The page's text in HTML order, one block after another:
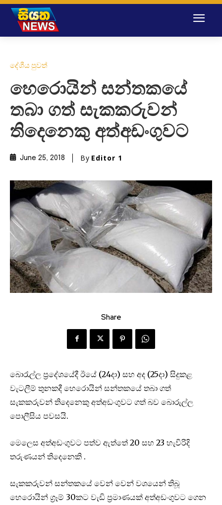
දේශීය පුවත්
හෙරොයින් සන්තකයේ
තබා ගත් සැකකරුවන්
තිදෙනෙකු අත්අඩංගුවට
June 25, 2018 By Editor 1
Share
බොරැල්ල ප්‍රදේශයේදී ඊයේ (24දා) සහ අද (25දා) සිදුකළ
වැටලීම් තුනකදී හෙරොයින් සන්තකයේ තබා ගත්
සැකකරුවන් තිදෙනෙකු අත්අඩංගුවට ගත් බව බොරුල්ල
පොලීසිය පවසයි.
මෙලෙස අත්අඩංගුවට පත්ව ඇත්තේ 20 සහ 23 හැවිරිදි
තරුණයන් තිදෙනෙකි .
සැකකරුවන් සන්තකයේ වෙන් වෙන් වශයෙන් තිබූ
හෙරොයින් ග්‍රෑම් 30කට වැඩි ප්‍රමාණයක් අත්අඩංගුවට ගෙන